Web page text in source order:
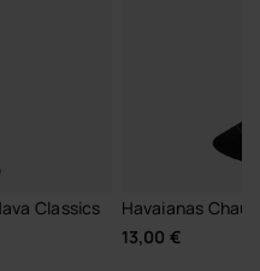
Classics
Havaianas
13,00 €